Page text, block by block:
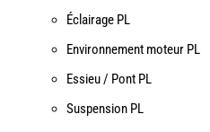
Éclairage PL
Environnement moteur PL
Essieu / Pont PL
Suspension PL